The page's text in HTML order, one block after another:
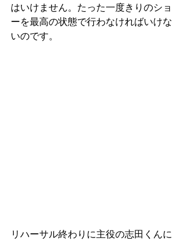
はいけません。たった一度きりのショ
ーを最高の状態で行わなければいけな
いのです。
リハーサル終わりに主役の志田くんに